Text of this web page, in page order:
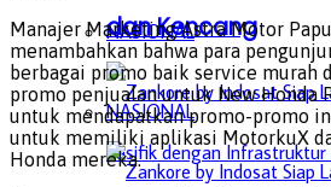
NASIONAL
dan Kencang
NASIONAL
Manajer Marketing Astra Motor
menambahkan bahwa para
berbagai promo baik service murah
promo penjualan untuk New Honda
untuk mendapatkan promo-promo
untuk memiliki aplikasi MotorkuX
Honda mereka.